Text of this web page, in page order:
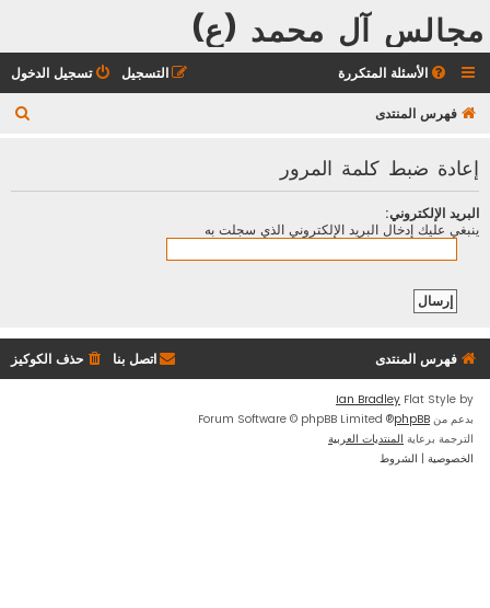
مجالس آل محمد (ع)
الأسئلة المتكررة تسجيل الدخول التسجيل
فهرس المنتدى
إعادة ضبط كلمة المرور
البريد الإلكتروني:
ينبغي عليك إدخال البريد الإلكتروني الذي سجلت به
فهرس المنتدى حذف الكوكيز اتصل بنا
Flat Style by
Ian Bradley
بدعم من phpBB
® Forum Software © phpBB Limited
الترجمة برعاية المنتديات العربية
الخصوصية | الشروط